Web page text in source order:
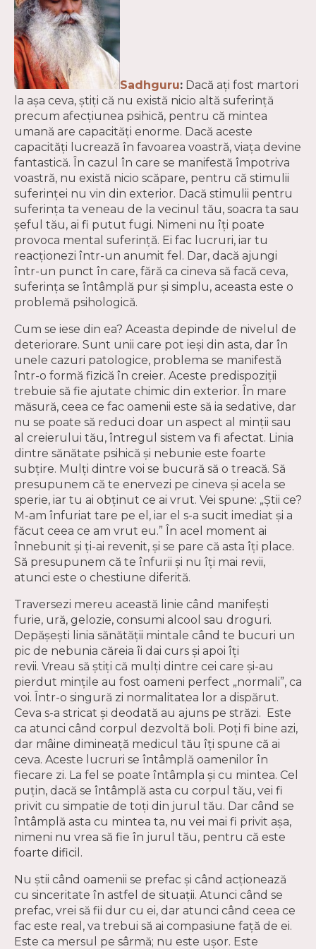
Sadhguru: Dacă ați fost martori
la așa ceva, știți că nu există nicio altă suferință
precum afecțiunea psihică, pentru că mintea
umană are capacități enorme. Dacă aceste
capacități lucrează în favoarea voastră, viața devine
fantastică. În cazul în care se manifestă împotriva
voastră, nu există nicio scăpare, pentru că stimulii
suferinței nu vin din exterior. Dacă stimulii pentru
suferința ta veneau de la vecinul tău, soacra ta sau
șeful tău, ai fi putut fugi. Nimeni nu îți poate
provoca mental suferință. Ei fac lucruri, iar tu
reacționezi într-un anumit fel. Dar, dacă ajungi
într-un punct în care, fără ca cineva să facă ceva,
suferința se întâmplă pur și simplu, aceasta este o
problemă psihologică.
Cum se iese din ea? Aceasta depinde de nivelul de
deteriorare. Sunt unii care pot ieși din asta, dar în
unele cazuri patologice, problema se manifestă
într-o formă fizică în creier. Aceste predispoziții
trebuie să fie ajutate chimic din exterior. În mare
măsură, ceea ce fac oamenii este să ia sedative, dar
nu se poate să reduci doar un aspect al minții sau
al creierului tău, întregul sistem va fi afectat. Linia
dintre sănătate psihică și nebunie este foarte
subțire. Mulți dintre voi se bucură să o treacă. Să
presupunem că te enervezi pe cineva și acela se
sperie, iar tu ai obținut ce ai vrut. Vei spune: „Știi ce?
M-am înfuriat tare pe el, iar el s-a sucit imediat și a
făcut ceea ce am vrut eu.” În acel moment ai
înnebunit și ți-ai revenit, și se pare că asta îți place.
Să presupunem că te înfurii și nu îți mai revii,
atunci este o chestiune diferită.
Traversezi mereu această linie când manifești
furie, ură, gelozie, consumi alcool sau droguri.
Depășești linia sănătății mintale când te bucuri un
pic de nebunia căreia îi dai curs și apoi îți
revii. Vreau să știți că mulți dintre cei care și-au
pierdut mințile au fost oameni perfect „normali”, ca
voi. Într-o singură zi normalitatea lor a dispărut.
Ceva s-a stricat și deodată au ajuns pe străzi. Este
ca atunci când corpul dezvoltă boli. Poți fi bine azi,
dar mâine dimineață medicul tău îți spune că ai
ceva. Aceste lucruri se întâmplă oamenilor în
fiecare zi. La fel se poate întâmpla și cu mintea. Cel
puțin, dacă se întâmplă asta cu corpul tău, vei fi
privit cu simpatie de toți din jurul tău. Dar când se
întâmplă asta cu mintea ta, nu vei mai fi privit așa,
nimeni nu vrea să fie în jurul tău, pentru că este
foarte dificil.
Nu știi când oamenii se prefac și când acționează
cu sinceritate în astfel de situații. Atunci când se
prefac, vrei să fii dur cu ei, dar atunci când ceea ce
fac este real, va trebui să ai compasiune față de ei.
Este ca mersul pe sârmă; nu este ușor. Este